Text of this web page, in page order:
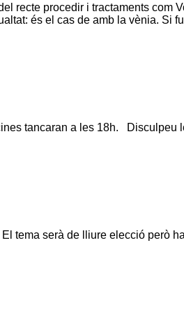
recte procedir i tractaments com
és el cas de amb la vènia. Si
tancaran a les 18h. Disculpeu
tema serà de lliure elecció però